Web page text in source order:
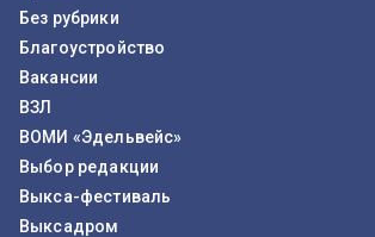
Без рубрики
Благоустройство
Вакансии
ВЗЛ
ВОМИ «Эдельвейс»
Выбор редакции
Выкса-фестиваль
Выксадром